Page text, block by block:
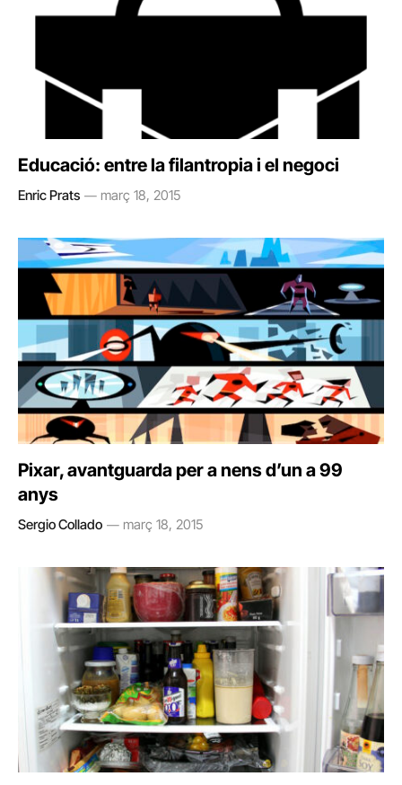
Educació: entre la filantropia i el negoci
Enric Prats març 18, 2015
Pixar, avantguarda per a nens d’un a 99
anys
Sergio Collado març 18, 2015